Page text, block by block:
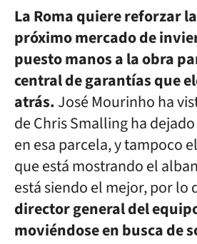
La Roma quiere reforzar
próximo mercado de
puesto manos a la obra
central de garantías que
atrás.José Mourinho ha
de Chris Smalling ha
en esa parcela, y tampoco
que está mostrando el
está siendo el mejor, por lo
director general del
moviéndose en busca de